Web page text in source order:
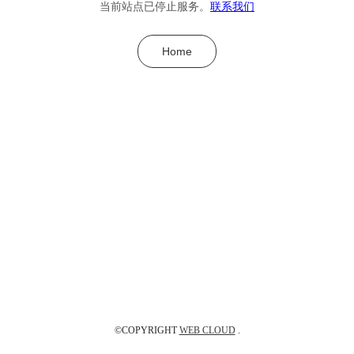
当前站点已停止服务。 联系我们
Home
©COPYRIGHTWEB CLOUD.